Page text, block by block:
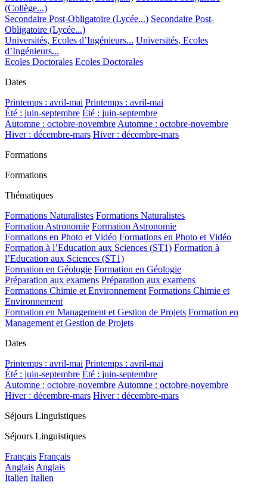
(Collège...)
Secondaire Post-Obligatoire (Lycée...) Secondaire Post-
Obligatoire (Lycée...)
Universités, Ecoles d’Ingénieurs... Universités, Ecoles
d’Ingénieurs...
Ecoles Doctorales Ecoles Doctorales
Dates
Printemps : avril-mai Printemps : avril-mai
Été : juin-septembre Été : juin-septembre
Automne : octobre-novembre Automne : octobre-novembre
Hiver : décembre-mars Hiver : décembre-mars
Formations
Formations
Thématiques
Formations Naturalistes Formations Naturalistes
Formation Astronomie Formation Astronomie
Formations en Photo et Vidéo Formations en Photo et Vidéo
Formation à l’Education aux Sciences (ST1) Formation à
l’Education aux Sciences (ST1)
Formation en Géologie Formation en Géologie
Préparation aux examens Préparation aux examens
Formations Chimie et Environnement Formations Chimie et
Environnement
Formation en Management et Gestion de Projets Formation en
Management et Gestion de Projets
Dates
Printemps : avril-mai Printemps : avril-mai
Été : juin-septembre Été : juin-septembre
Automne : octobre-novembre Automne : octobre-novembre
Hiver : décembre-mars Hiver : décembre-mars
Séjours Linguistiques
Séjours Linguistiques
Français Français
Anglais Anglais
Italien Italien